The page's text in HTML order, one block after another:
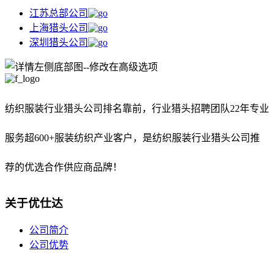
江苏总部公司
上海猎头公司
深圳猎头公司
纺织服装行业猎头公司排名靠前， 行业猎头招聘团队22年专业
服务超600+服装纺织产业客户，是纺织服装行业猎头公司推
荐的优选合作供应商品牌！
关于优仕达
公司简介
公司优势